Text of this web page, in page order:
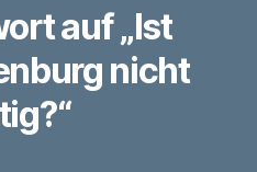
auf „Ist
nicht